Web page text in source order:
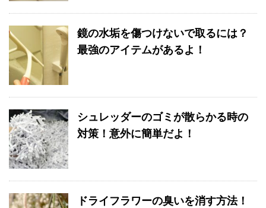
鏡の水垢を傷つけないで取るには？
最強のアイテムがあるよ！
シュレッダーのゴミが散らかる時の
対策！意外に簡単だよ！
ドライフラワーの臭いを消す方法！